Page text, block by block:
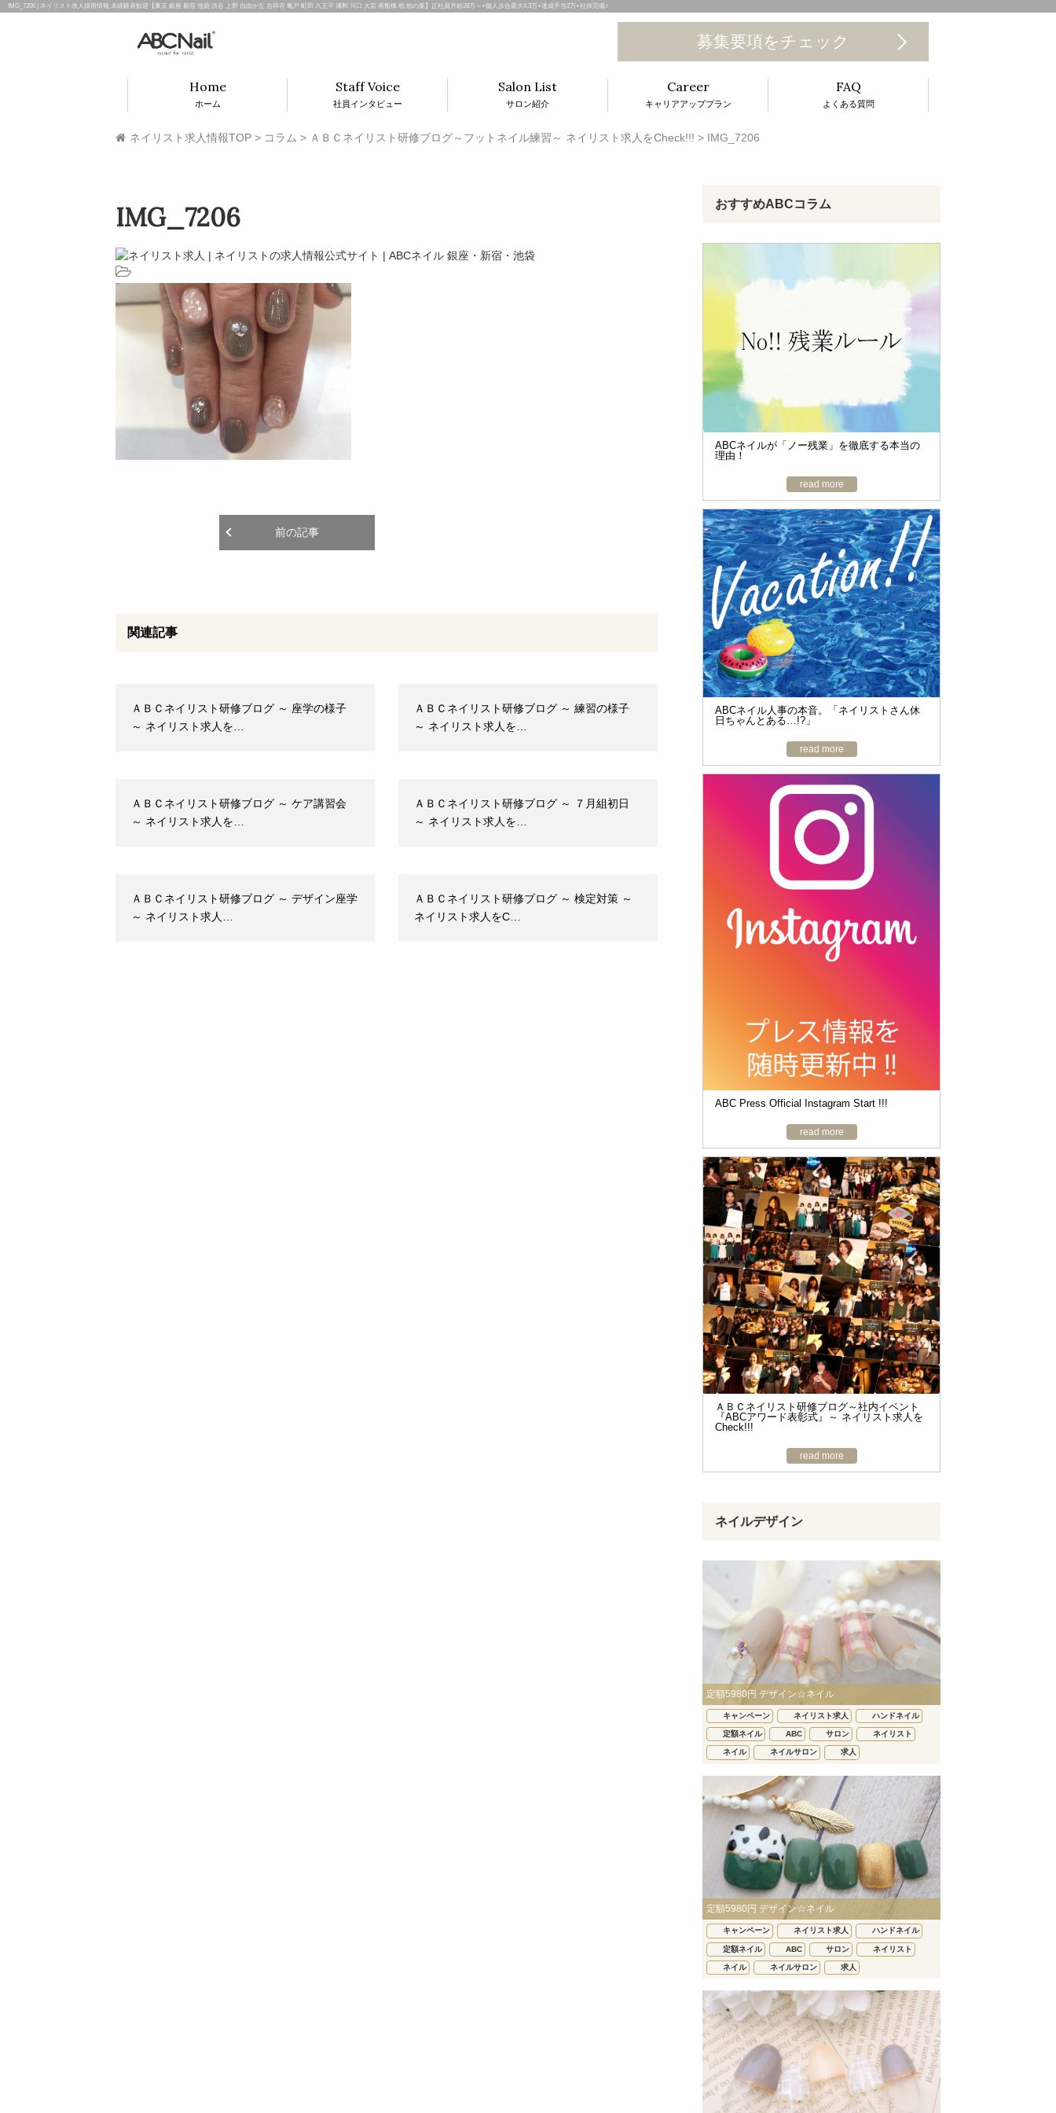
IMG_7206 | ネイリスト求人採用情報 未経験者歓迎【東京 銀座 新宿 池袋 渋谷 上野 自由が丘 吉祥寺 亀戸 町田 八王子 浦和 川口 大宮 南船橋 柏 柏の葉】正社員月給28万～+個人歩合最大4.3万+達成手当2万+社保完備♪
T
o
g
g
l
a
o
n
募集要項をチェック
Home
ホーム
Staff Voice
社員インタビュー
Salon List
サロン紹介
Career
キャリアアッププラン
FAQ
よくある質問
ネイリスト求人情報TOP > コラム > ＡＢＣネイリスト研修ブログ～フットネイル練習～ ネイリスト求人をCheck!!! > IMG_7206
IMG_7206
前の記事
関連記事
ＡＢＣネイリスト研修ブログ ～ 座学の様子
～ ネイリスト求人を…
ＡＢＣネイリスト研修ブログ ～ 練習の様子
～ ネイリスト求人を…
ＡＢＣネイリスト研修ブログ ～ ケア講習会
～ ネイリスト求人を…
ＡＢＣネイリスト研修ブログ ～ ７月組初日
～ ネイリスト求人を…
ＡＢＣネイリスト研修ブログ ～ デザイン座学
～ ネイリスト求人…
ＡＢＣネイリスト研修ブログ ～ 検定対策 ～
ネイリスト求人をC…
おすすめABCコラム
ABCネイルが「ノー残業」を徹底する本当の
理由！
read more
ABCネイル人事の本音。「ネイリストさん休
日ちゃんとある…!?」
read more
ABC Press Official Instagram Start !!!
read more
ＡＢＣネイリスト研修ブログ～社内イベント
『ABCアワード表彰式』～ ネイリスト求人を
Check!!!
read more
ネイルデザイン
定額5980円 デザイン☆ネイル
キャンペーン ネイリスト求人 ハンドネイル
定額ネイル ABC サロン ネイリスト
ネイル ネイルサロン 求人
定額5980円 デザイン☆ネイル
キャンペーン ネイリスト求人 ハンドネイル
定額ネイル ABC サロン ネイリスト
ネイル ネイルサロン 求人